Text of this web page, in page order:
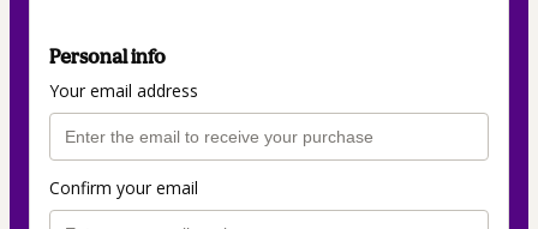
Personal info
Your email address
Confirm your email